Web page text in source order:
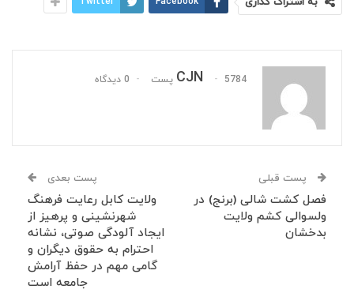
CJN 5784 پست 0 دیدگاه
پست قبلی
فصل کشت شالی (برنج) در
ولسوالی کشم ولایت
بدخشان
پست بعدی
ولایت کابل رعایت فرهنگ
شهرنشینی و پرهیز از
ایجاد آلودگی صوتی، نشانه
احترام به حقوق دیگران و
گامی مهم در حفظ آرامش
جامعه است